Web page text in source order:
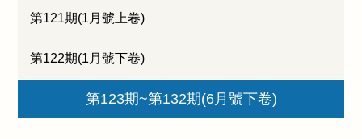
第121期(1月號上卷)
第122期(1月號下卷)
第123期~第132期(6月號下卷)